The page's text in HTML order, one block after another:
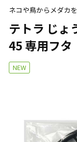
ネコや鳥からメダカ
テトラ じょ
45 専用フタ
NEW